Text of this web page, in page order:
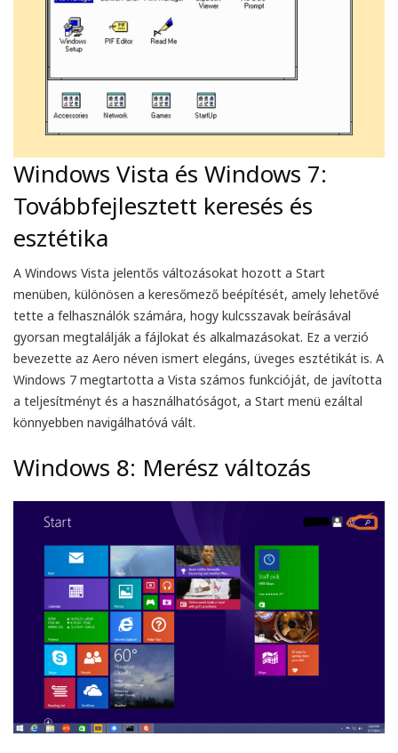
Windows Vista és Windows 7:
Továbbfejlesztett keresés és
esztétika
A Windows Vista jelentős változásokat hozott a Start
menüben, különösen a keresőmező beépítését, amely lehetővé
tette a felhasználók számára, hogy kulcsszavak beírásával
gyorsan megtalálják a fájlokat és alkalmazásokat. Ez a verzió
bevezette az Aero néven ismert elegáns, üveges esztétikát is. A
Windows 7 megtartotta a Vista számos funkcióját, de javította
a teljesítményt és a használhatóságot, a Start menü ezáltal
könnyebben navigálhatóvá vált.
Windows 8: Merész változás